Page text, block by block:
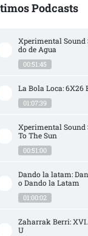
Podcasts
Xperimental Sound
do de Agua
00:51:45
La Bola Loca: 6X26
01:07:39
Xperimental Sound
To The Sun
00:51:00
Dando la latam:
o Dando la Latam
01:00:02
Zaharrak Berri:
U